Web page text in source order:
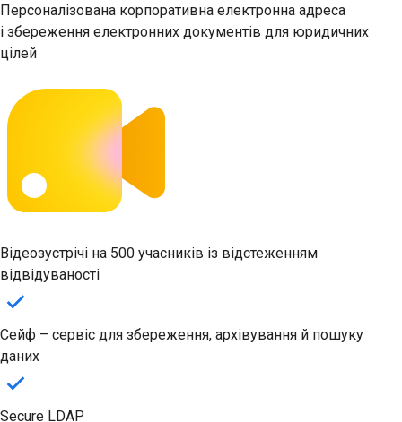
Персоналізована корпоративна електронна адреса
і збереження електронних документів для юридичних
цілей
Відеозустрічі на 500 учасників із відстеженням
відвідуваності
Сейф – сервіс для збереження, архівування й пошуку
даних
Secure LDAP